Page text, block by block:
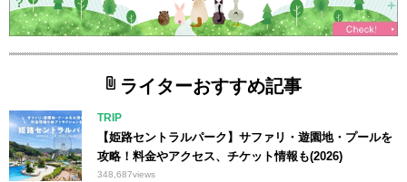
ライターおすすめ記事
TRIP
【姫路セントラルパーク】サファリ・遊園地・プールを
攻略！料金やアクセス、チケット情報も(2026)
348,687views